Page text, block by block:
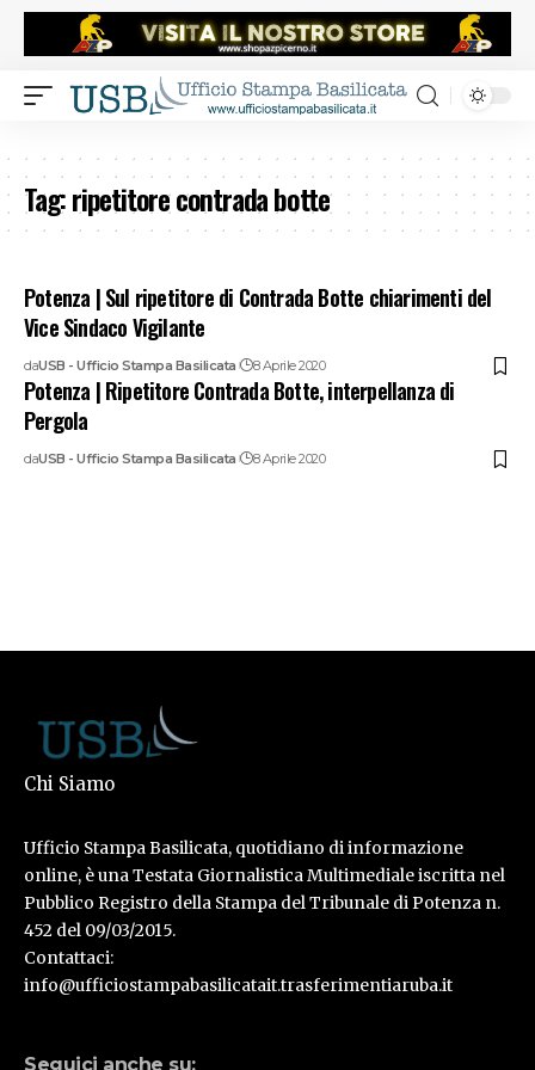
Tag:ripetitore contrada botte
Potenza | Sul ripetitore di Contrada Botte chiarimenti del
Vice Sindaco Vigilante
daUSB - Ufficio Stampa Basilicata 8 Aprile 2020
Potenza | Ripetitore Contrada Botte, interpellanza di
Pergola
daUSB - Ufficio Stampa Basilicata 8 Aprile 2020
Chi Siamo
Ufficio Stampa Basilicata, quotidiano di informazione
online, è una Testata Giornalistica Multimediale iscritta nel
Pubblico Registro della Stampa del Tribunale di Potenza n.
452 del 09/03/2015.
Contattaci:
info@ufficiostampabasilicatait.trasferimentiaruba.it
Seguici anche su: